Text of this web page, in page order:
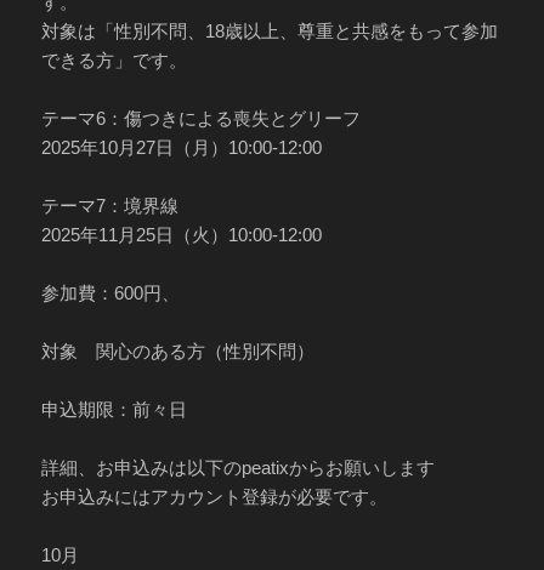
対象は「性別不問、18歳以上、尊重と共感をもって参加
できる方」です。
テーマ6：傷つきによる喪失とグリーフ
2025年10月27日（月）10:00-12:00
テーマ7：境界線
2025年11月25日（火）10:00-12:00
参加費：600円、
対象 関心のある方（性別不問）
申込期限：前々日
詳細、お申込みは以下のpeatixからお願いします
お申込みにはアカウント登録が必要です。
10月